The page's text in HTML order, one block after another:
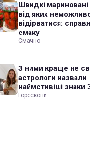
Швидкі
від яких
відірватися:
смаку
Смачно
З ними краще не
астрологи назвали
наймстивіші знаки
Гороскопи